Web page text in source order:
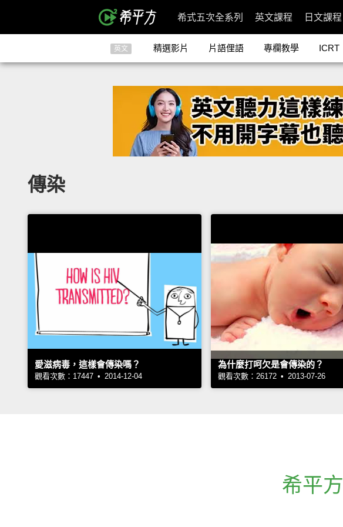
希式五次全系列 英文課程 日文課程
英文 精選影片 片語俚語 專欄教學 ICRT
傳染
愛滋病毒，這樣會傳染嗎？
觀看次數：17447 • 2014-12-04
為什麼打呵欠是會傳染的？
觀看次數：26172 • 2013-07-26
希平方